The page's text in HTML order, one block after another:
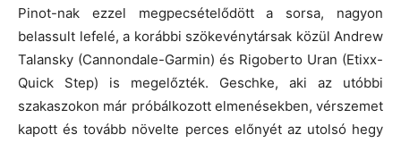
Pinot-nak ezzel megpecsételődött a sorsa, nagyon
belassult lefelé, a korábbi szökevénytársak közül Andrew
Talansky (Cannondale-Garmin) és Rigoberto Uran (Etixx-
Quick Step) is megelőzték. Geschke, aki az utóbbi
szakaszokon már próbálkozott elmenésekben, vérszemet
kapott és tovább növelte perces előnyét az utolsó hegy